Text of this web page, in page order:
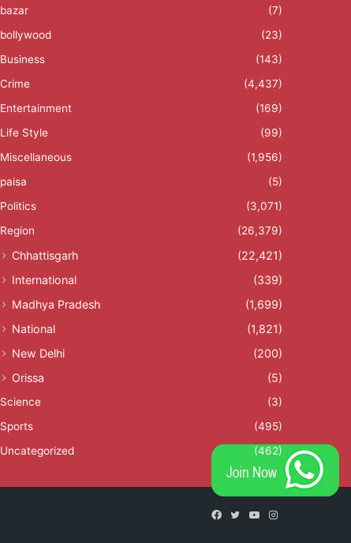
bazar
(7)
bollywood
(23)
Business
(143)
Crime
(4,437)
Entertainment
(169)
Life Style
(99)
Miscellaneous
(1,956)
paisa
(5)
Politics
(3,071)
Region
(26,379)
Chhattisgarh
(22,421)
International
(339)
Madhya Pradesh
(1,699)
National
(1,821)
New Delhi
(200)
Orissa
(5)
Science
(3)
Sports
(495)
Uncategorized
(462)
Facebook
TwitterYouTubeInstagram